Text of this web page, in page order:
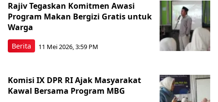
Berita
Rajiv Tegaskan Komitmen Awasi
Program Makan Bergizi Gratis untuk
Warga
11 Mei 2026, 3:59 PM
Komisi IX DPR RI Ajak Masyarakat
Kawal Bersama Program MBG